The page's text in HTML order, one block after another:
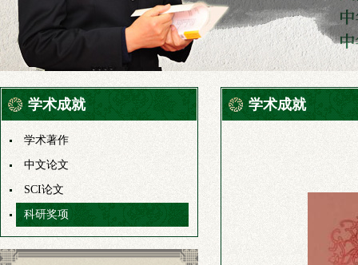
学术成就
学术著作
中文论文
SCI论文
科研奖项
学术成就